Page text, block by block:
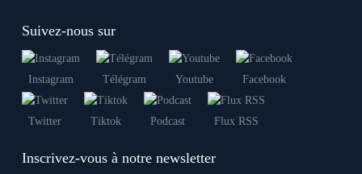
Suivez-nous sur
Instagram Télégram Youtube Facebook
Twitter Tiktok Podcast Flux RSS
Inscrivez-vous à notre newsletter